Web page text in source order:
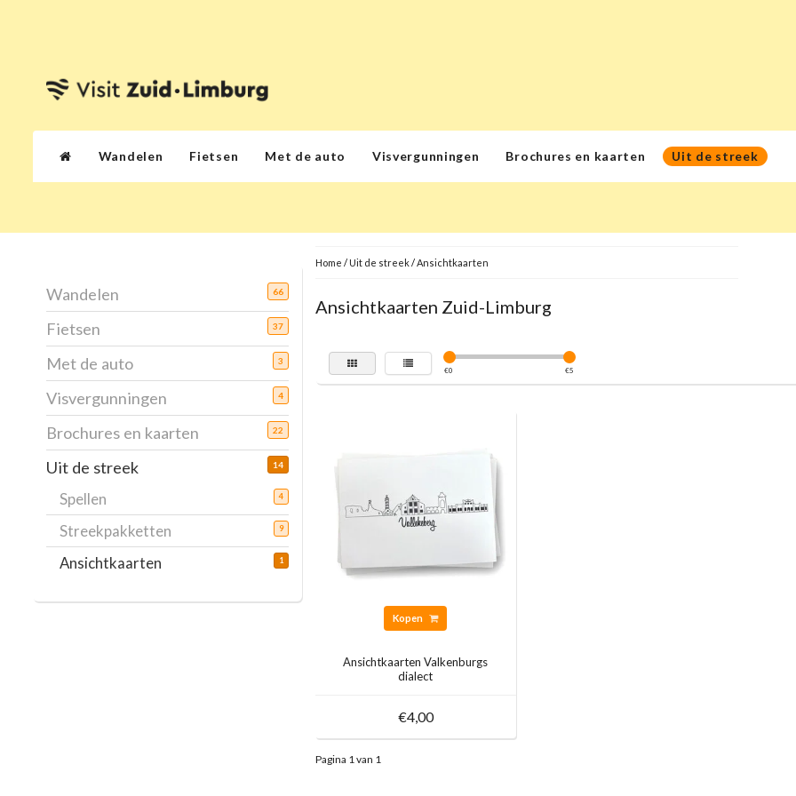
Wandelen Fietsen Met de auto Visvergunningen Brochures en kaarten Uit de streek
Wandelen 66
Fietsen 37
Met de auto 3
Visvergunningen 4
Brochures en kaarten 22
Uit de streek 14
Spellen 4
Streekpakketten 9
Ansichtkaarten 1
Home / Uit de streek/Ansichtkaarten
Ansichtkaarten Zuid-Limburg
€0 €5
Kopen
Ansichtkaarten Valkenburgs
dialect
€4,00
Pagina 1 van 1